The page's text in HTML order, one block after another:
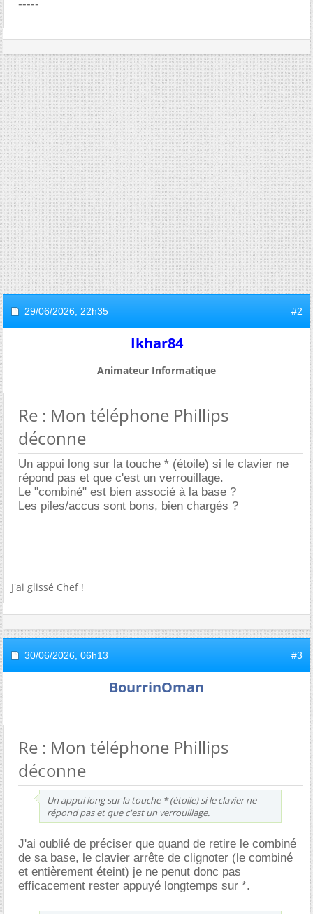
-----
29/06/2026, 22h35 #2
Ikhar84
Animateur Informatique
Re : Mon téléphone Phillips
déconne
Un appui long sur la touche * (étoile) si le clavier ne
répond pas et que c'est un verrouillage.
Le "combiné" est bien associé à la base ?
Les piles/accus sont bons, bien chargés ?
J'ai glissé Chef !
30/06/2026, 06h13 #3
BourrinOman
Re : Mon téléphone Phillips
déconne
Un appui long sur la touche * (étoile) si le clavier ne
répond pas et que c'est un verrouillage.
J'ai oublié de préciser que quand de retire le combiné
de sa base, le clavier arrête de clignoter (le combiné
et entièrement éteint) je ne penut donc pas
efficacement rester appuyé longtemps sur *.